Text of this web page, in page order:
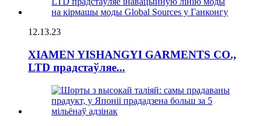
12.13.23
XIAMEN YISHANGYI GARMENTS CO.,
LTD прадстаўляе...